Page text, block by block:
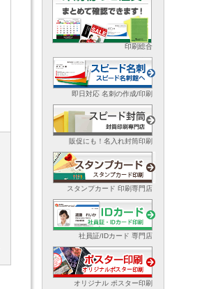
印刷総合
即日対応 名刺の作成/印刷
販促にも！名入れ封筒印刷
スタンプカード 印刷専門店
社員証/IDカード 専門店
オリジナル ポスター印刷